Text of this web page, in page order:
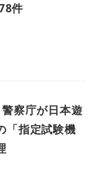
件
察庁が日本遊
「指定試験機